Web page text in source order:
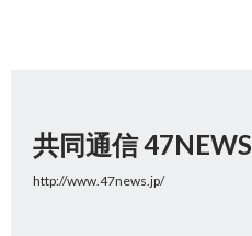
共同通信 47NEWS
http://www.47news.jp/